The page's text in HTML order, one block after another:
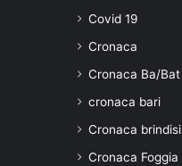
Covid 19
Cronaca
Cronaca Ba/Bat
cronaca bari
Cronaca brindisi
Cronaca Foggia